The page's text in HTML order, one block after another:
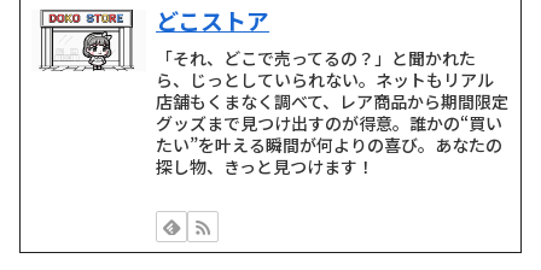
どこストア
「それ、どこで売ってるの？」と聞かれた
ら、じっとしていられない。ネットもリアル
店舗もくまなく調べて、レア商品から期間限定
グッズまで見つけ出すのが得意。誰かの“買い
たい”を叶える瞬間が何よりの喜び。あなたの
探し物、きっと見つけます！